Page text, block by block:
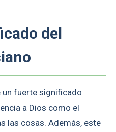
del
un fuerte significado
a Dios como el
las cosas. Además, este